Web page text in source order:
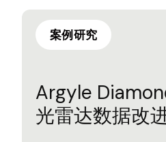
案例研究
Argyle
光雷达数据改